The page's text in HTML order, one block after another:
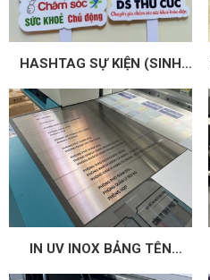
HASHTAG SỰ KIỆN (SINH
NHẬT, CƯỚI HỎI, TEAM
BUILDING...)
IN UV INOX BẢNG TÊN
PHÒNG BAN